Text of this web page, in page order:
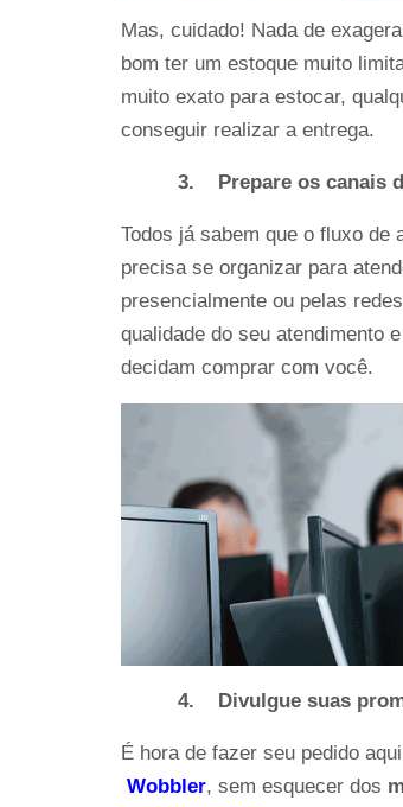
Mas, cuidado! Nada de
bom ter um estoque muito
muito exato para estocar,
conseguir realizar a entrega.
3. Prepare os canais
Todos já sabem que o fluxo de
precisa se organizar para
presencialmente ou pelas
qualidade do seu atendimento
decidam comprar com você.
4. Divulgue suas
É hora de fazer seu pedido
Wobbler, sem esquecer dos